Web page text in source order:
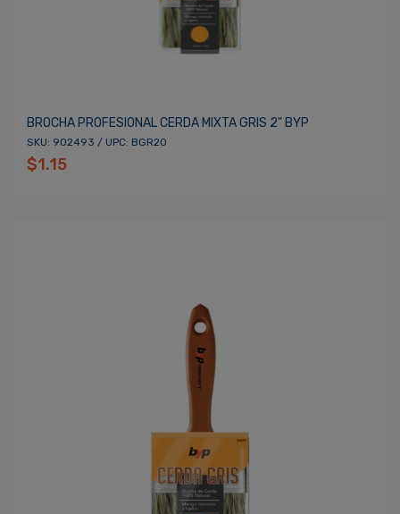
BROCHA PROFESIONAL CERDA MIXTA GRIS 2" BYP
SKU: 902493 / UPC: BGR20
$1.15